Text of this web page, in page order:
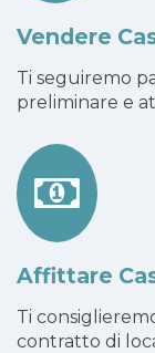
Vendere
Ti seguiremo
preliminare e
Affittare
Ti
contratto di